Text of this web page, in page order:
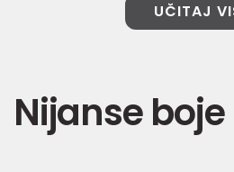
UČITAJ
Nijanse boje